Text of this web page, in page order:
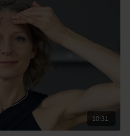
10:31